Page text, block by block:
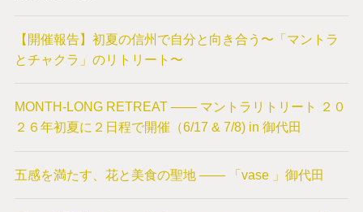
【開催報告】初夏の信州で自分と向き合う〜「マントラ
とチャクラ」のリトリート〜
MONTH-LONG RETREAT —— マントラリトリート ２０
２６年初夏に２日程で開催（6/17 & 7/8) in 御代田
五感を満たす、花と美食の聖地 —— 「vase 」御代田